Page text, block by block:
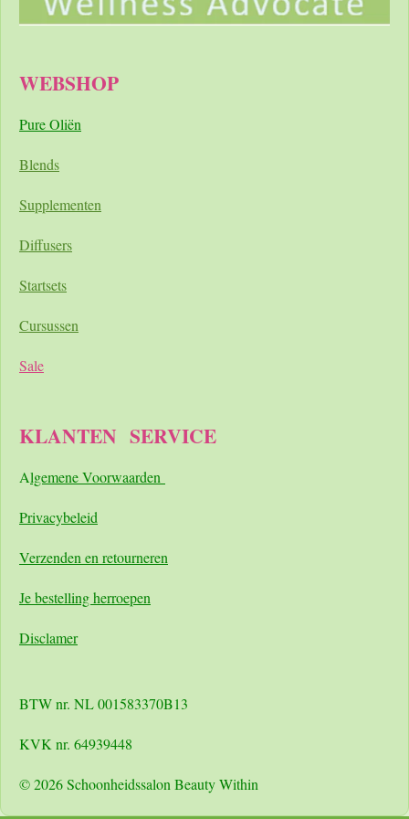
WEBSHOP
Pure Oliën
Blends
Supplementen
Diffusers
Startsets
Cursussen
Sale
KLANTEN SERVICE
Algemene Voorwaarden
Privacybeleid
Verzenden en retourneren
Je bestelling herroepen
Disclamer
BTW nr. NL 001583370B13
KVK nr. 64939448
© 2026 Schoonheidssalon Beauty Within